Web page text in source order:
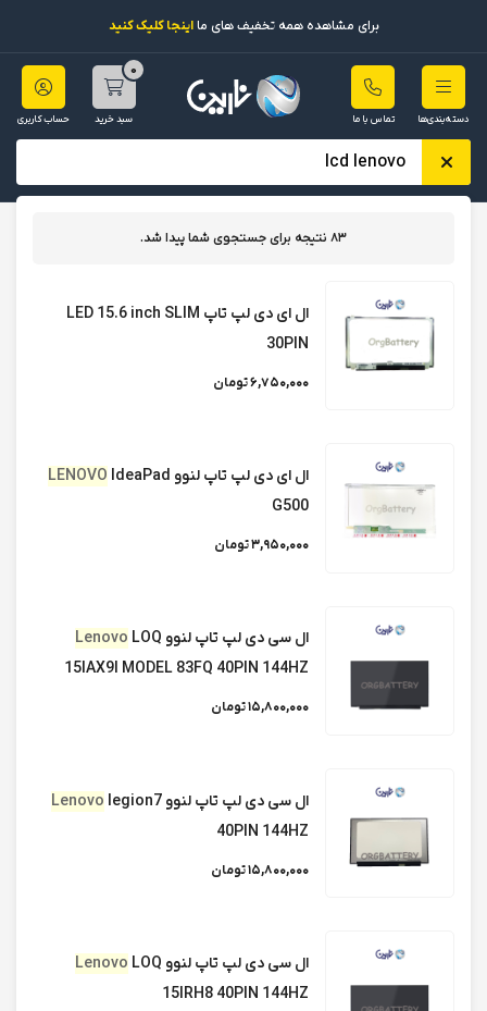
برای مشاهده همه تخفیف های مااینجا کلیک کنید
دسته‌بندی‌ها تماس با ما
83 نتیجه برای جستجوی شما پیدا شد.
ال ای دی لپ تاپ LED 15.6 inch SLIM
30PIN
6,750,000 تومان
ال ای دی لپ تاپ لنوو LENOVO IdeaPad
G500
3,950,000 تومان
ال سی دی لپ تاپ لنوو Lenovo LOQ
15IAX9I MODEL 83FQ 40PIN 144HZ
15,800,000 تومان
ال سی دی لپ تاپ لنوو Lenovo legion7
40PIN 144HZ
15,800,000 تومان
ال سی دی لپ تاپ لنوو Lenovo LOQ
15IRH8 40PIN 144HZ
0
سبد خرید حساب کاربری
/15.6 inch SLIM 40PIN
ال ای دی لپ تاپ LED 15.6 inch SLIM 30 PIN
Full HD IPS
FULL HD IPS
ال ای دی لپ تاپ لنوو Lenovo IdeaPad
ال ای دی لپ تاپ لنوو Lenovo Ideapad l340 /
30PIN FULL HD IPS
ال سی دی لپ تاپ Lenovo IdeaPad Z500/15.6
inch SLIM 40PIN